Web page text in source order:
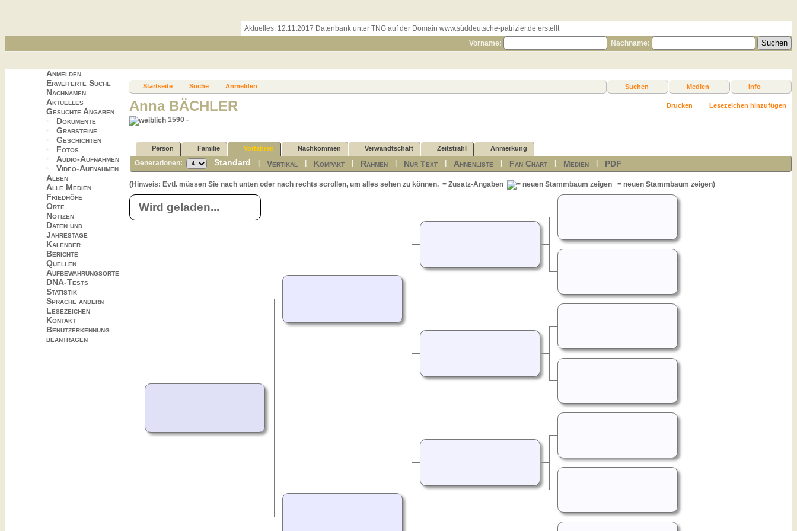
Aktuelles: 12.11.2017 Datenbank unter TNG auf der Domain www.süddeutsche-patrizier.de erstellt
Vorname:
Nachname:
Anmelden
Erweiterte Suche
Nachnamen
Aktuelles
Gesuchte Angaben
Dokumente
Grabsteine
Geschichten
Fotos
Audio-Aufnahmen
Video-Aufnahmen
Alben
Alle Medien
Friedhöfe
Orte
Notizen
Daten und
Jahrestage
Kalender
Berichte
Quellen
Aufbewahrungsorte
DNA-Tests
Statistik
Sprache ändern
Lesezeichen
Kontakt
Benutzerkennung
beantragen
Startseite Suche Anmelden Suchen Medien Info
Drucken Lesezeichen hinzufügen
Anna BÄCHLER
1590 -
Person Familie Vorfahren Nachkommen Verwandtschaft Zeitstrahl Anmerkung
Generationen: Standard |Vertikal Kompakt Rahmen Nur Text Ahnenliste Fan Chart Medien PDF
(Hinweis: Evtl. müssen Sie nach unten oder nach rechts scrollen, um alles sehen zu können. = Zusatz-Angaben = neuen Stammbaum zeigen)
Wird geladen...